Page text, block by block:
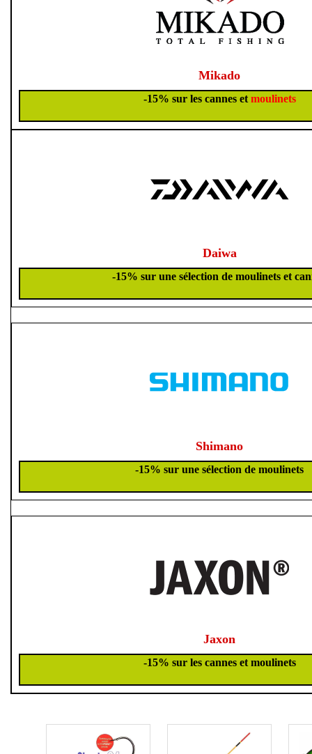
Mikado
-15% sur les cannes et moulinets
Daiwa
-15% sur une sélection de moulinets et
Shimano
-15% sur une sélection de moulinets
Jaxon
-15% sur les cannes et moulinets